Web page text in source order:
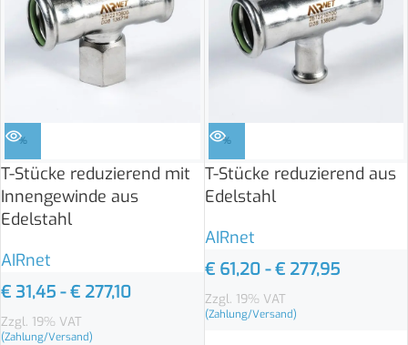
%
T-Stücke reduzierend mit
Innengewinde aus
Edelstahl
AIRnet
€ 31,45 -€ 277,10
Zzgl. 19% VAT
(Zahlung/Versand)
%
T-Stücke reduzierend aus
Edelstahl
AIRnet
€61,20-€277,95
Zzgl. 19% VAT
(Zahlung/Versand)